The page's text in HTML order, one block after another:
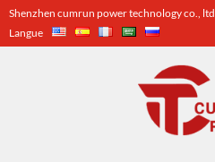
Shenzhen cumrun power technology co., ltd
Langue